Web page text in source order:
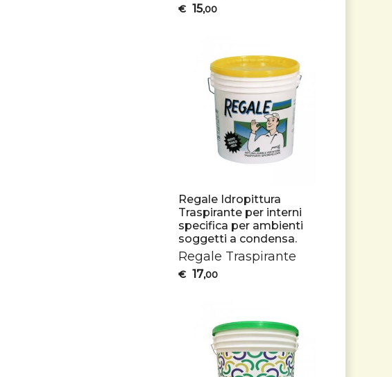
€ 15,00
Regale Idropittura
Traspirante per interni
specifica per ambienti
soggetti a condensa.
Regale Traspirante
€ 17,00